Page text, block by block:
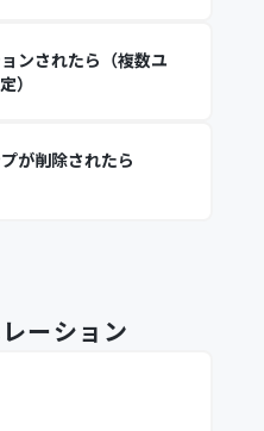
ンされたら（複数ユ
）
が削除されたら
ーション